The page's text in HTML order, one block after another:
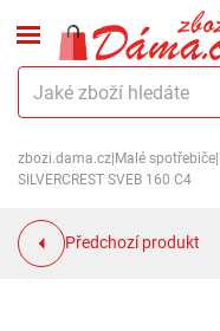
zbozi.dama.cz Malé spotřebiče
SILVERCREST SVEB 160 C4
Předchozí produkt